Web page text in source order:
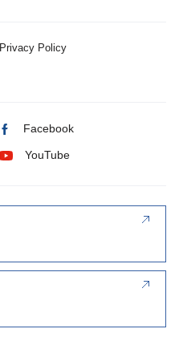
Privacy Policy
Facebook
YouTube